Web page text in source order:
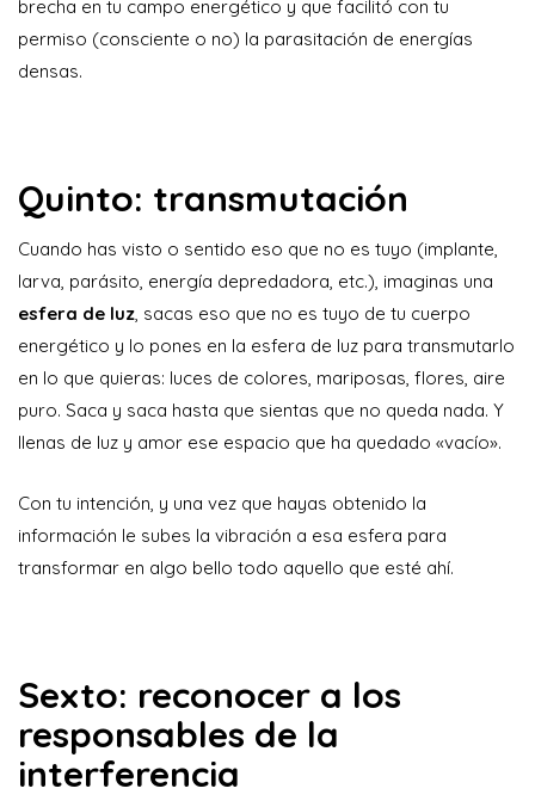
brecha en tu campo energético y que facilitó con tu
permiso (consciente o no) la parasitación de energías
densas.
Quinto: transmutación
Cuando has visto o sentido eso que no es tuyo (implante,
larva, parásito, energía depredadora, etc.), imaginas una
esfera de luz, sacas eso que no es tuyo de tu cuerpo
energético y lo pones en la esfera de luz para transmutarlo
en lo que quieras: luces de colores, mariposas, flores, aire
puro. Saca y saca hasta que sientas que no queda nada. Y
llenas de luz y amor ese espacio que ha quedado «vacío».
Con tu intención, y una vez que hayas obtenido la
información le subes la vibración a esa esfera para
transformar en algo bello todo aquello que esté ahí.
Sexto: reconocer a los
responsables de la
interferencia